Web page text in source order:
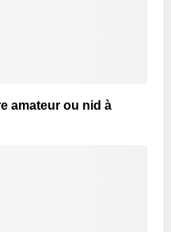
amateur ou nid à